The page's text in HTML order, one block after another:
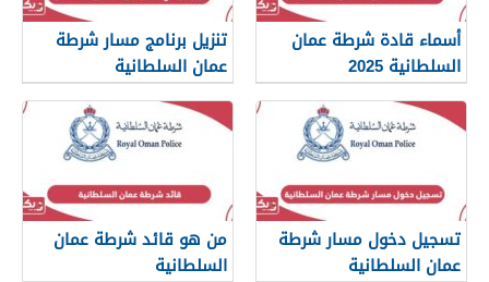
أسماء قادة شرطة عمان
السلطانية 2025
تنزيل برنامج مسار شرطة
عمان السلطانية
تسجيل دخول مسار شرطة
عمان السلطانية
من هو قائد شرطة عمان
السلطانية